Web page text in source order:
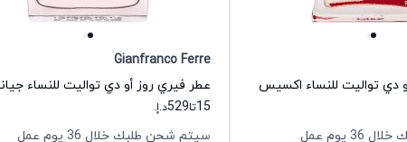
دي تواليت للنساء اكسيس
يوم عمل
Gianfranco Ferre
15تا529د.إ.
سيتم شحن طلبك خلال 36 يوم عمل